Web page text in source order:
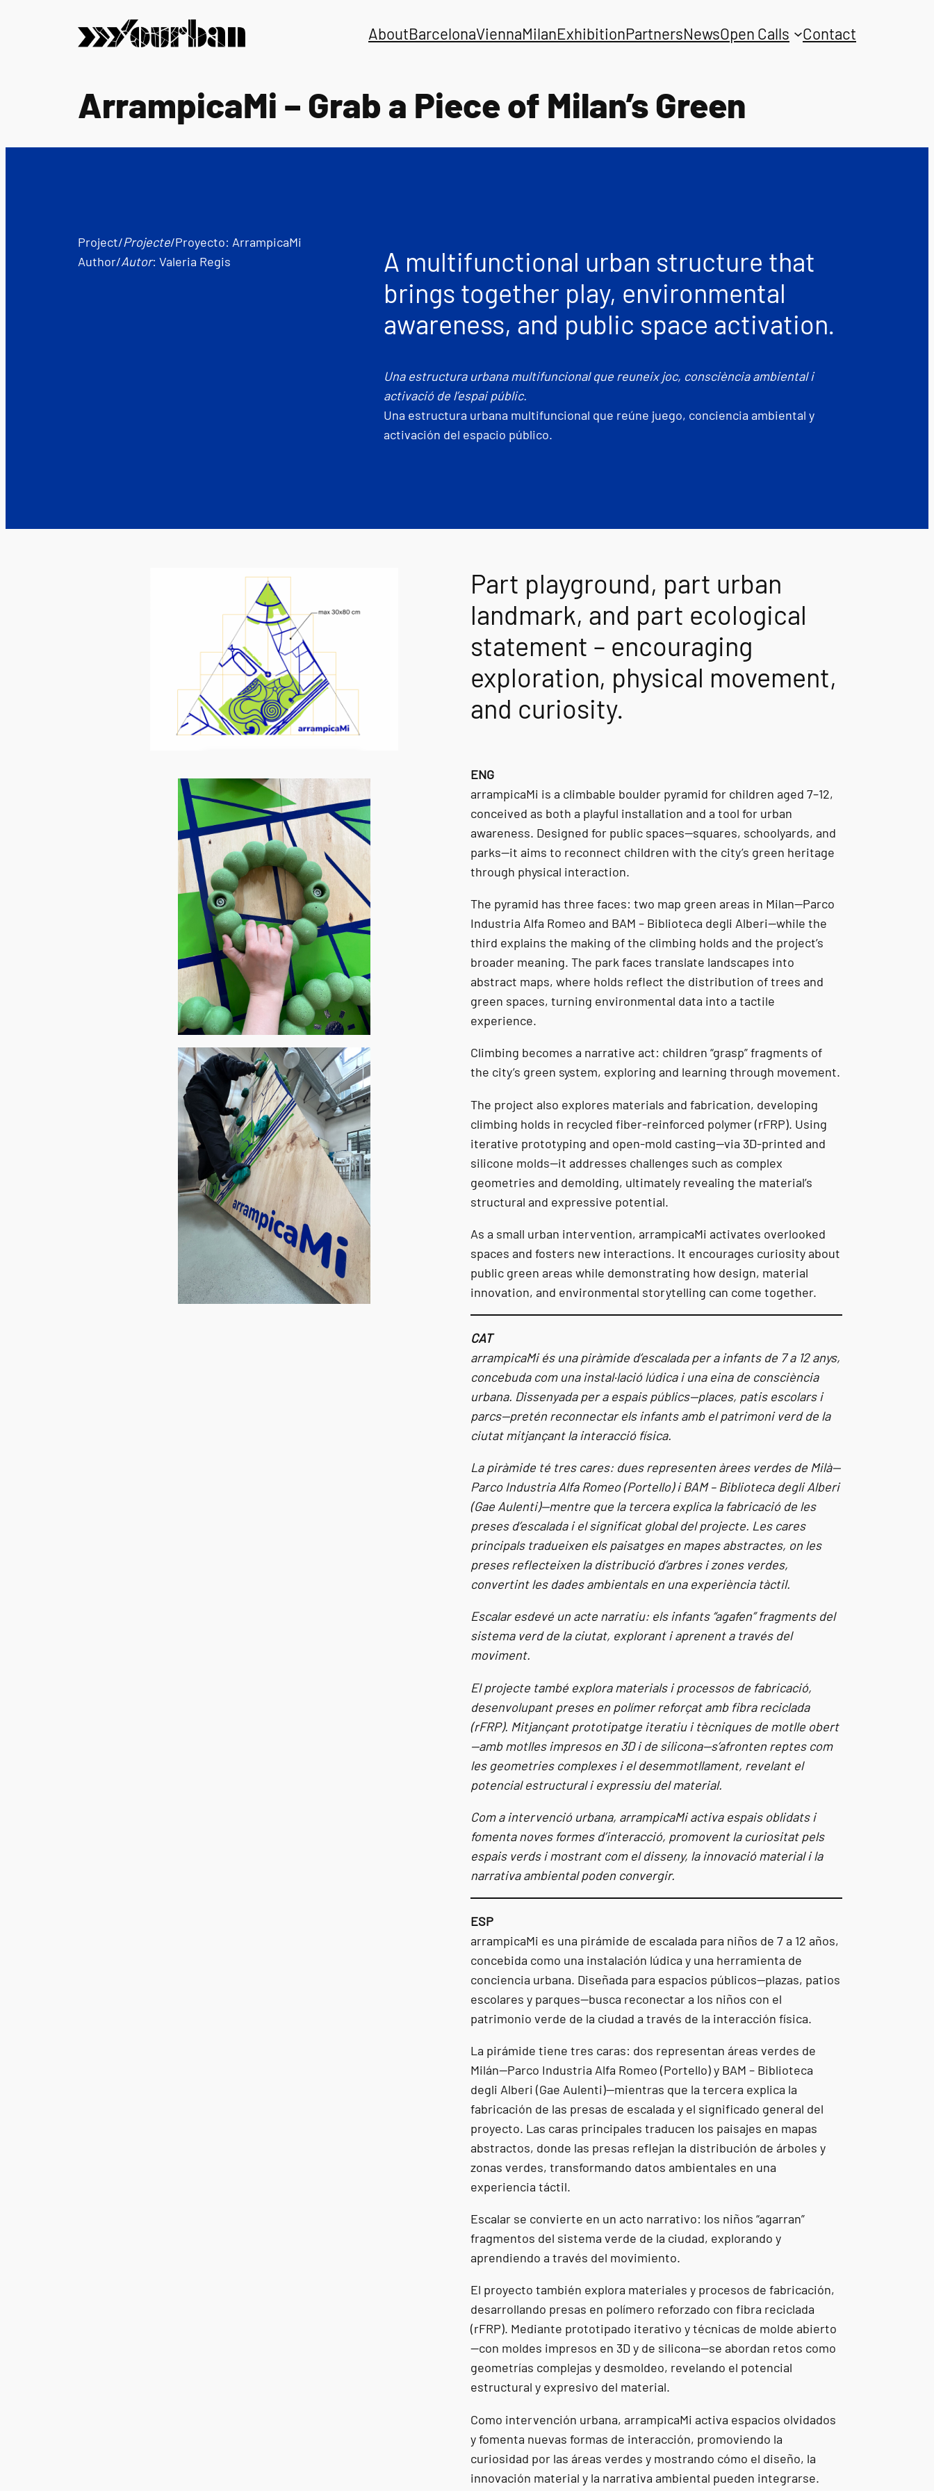
AboutBarcelonaViennaMilanExhibitionPartnersNewsOpen Calls Contact
ArrampicaMi – Grab a Piece of Milan’s Green
Project/Projecte/Proyecto: ArrampicaMi
Author/Autor: Valeria Regis
A multifunctional urban structure that
brings together play, environmental
awareness, and public space activation.
Una estructura urbana multifuncional que reuneix joc, consciència ambiental i
activació de l’espai públic.
Una estructura urbana multifuncional que reúne juego, conciencia ambiental y
activación del espacio público.
Part playground, part urban
landmark, and part ecological
statement – encouraging
exploration, physical movement,
and curiosity.
ENG
arrampicaMi is a climbable boulder pyramid for children aged 7–12,
conceived as both a playful installation and a tool for urban
awareness. Designed for public spaces—squares, schoolyards, and
parks—it aims to reconnect children with the city’s green heritage
through physical interaction.
The pyramid has three faces: two map green areas in Milan—Parco
Industria Alfa Romeo and BAM – Biblioteca degli Alberi—while the
third explains the making of the climbing holds and the project’s
broader meaning. The park faces translate landscapes into
abstract maps, where holds reflect the distribution of trees and
green spaces, turning environmental data into a tactile
experience.
Climbing becomes a narrative act: children “grasp” fragments of
the city’s green system, exploring and learning through movement.
The project also explores materials and fabrication, developing
climbing holds in recycled fiber-reinforced polymer (rFRP). Using
iterative prototyping and open-mold casting—via 3D-printed and
silicone molds—it addresses challenges such as complex
geometries and demolding, ultimately revealing the material’s
structural and expressive potential.
As a small urban intervention, arrampicaMi activates overlooked
spaces and fosters new interactions. It encourages curiosity about
public green areas while demonstrating how design, material
innovation, and environmental storytelling can come together.
CAT
arrampicaMi és una piràmide d’escalada per a infants de 7 a 12 anys,
concebuda com una instal·lació lúdica i una eina de consciència
urbana. Dissenyada per a espais públics—places, patis escolars i
parcs—pretén reconnectar els infants amb el patrimoni verd de la
ciutat mitjançant la interacció física.
La piràmide té tres cares: dues representen àrees verdes de Milà—
Parco Industria Alfa Romeo (Portello) i BAM – Biblioteca degli Alberi
(Gae Aulenti)—mentre que la tercera explica la fabricació de les
preses d’escalada i el significat global del projecte. Les cares
principals tradueixen els paisatges en mapes abstractes, on les
preses reflecteixen la distribució d’arbres i zones verdes,
convertint les dades ambientals en una experiència tàctil.
Escalar esdevé un acte narratiu: els infants “agafen” fragments del
sistema verd de la ciutat, explorant i aprenent a través del
moviment.
El projecte també explora materials i processos de fabricació,
desenvolupant preses en polímer reforçat amb fibra reciclada
(rFRP). Mitjançant prototipatge iteratiu i tècniques de motlle obert
—amb motlles impresos en 3D i de silicona—s’afronten reptes com
les geometries complexes i el desemmotllament, revelant el
potencial estructural i expressiu del material.
Com a intervenció urbana, arrampicaMi activa espais oblidats i
fomenta noves formes d’interacció, promovent la curiositat pels
espais verds i mostrant com el disseny, la innovació material i la
narrativa ambiental poden convergir.
ESP
arrampicaMi es una pirámide de escalada para niños de 7 a 12 años,
concebida como una instalación lúdica y una herramienta de
conciencia urbana. Diseñada para espacios públicos—plazas, patios
escolares y parques—busca reconectar a los niños con el
patrimonio verde de la ciudad a través de la interacción física.
La pirámide tiene tres caras: dos representan áreas verdes de
Milán—Parco Industria Alfa Romeo (Portello) y BAM – Biblioteca
degli Alberi (Gae Aulenti)—mientras que la tercera explica la
fabricación de las presas de escalada y el significado general del
proyecto. Las caras principales traducen los paisajes en mapas
abstractos, donde las presas reflejan la distribución de árboles y
zonas verdes, transformando datos ambientales en una
experiencia táctil.
Escalar se convierte en un acto narrativo: los niños “agarran”
fragmentos del sistema verde de la ciudad, explorando y
aprendiendo a través del movimiento.
El proyecto también explora materiales y procesos de fabricación,
desarrollando presas en polímero reforzado con fibra reciclada
(rFRP). Mediante prototipado iterativo y técnicas de molde abierto
—con moldes impresos en 3D y de silicona—se abordan retos como
geometrías complejas y desmoldeo, revelando el potencial
estructural y expresivo del material.
Como intervención urbana, arrampicaMi activa espacios olvidados
y fomenta nuevas formas de interacción, promoviendo la
curiosidad por las áreas verdes y mostrando cómo el diseño, la
innovación material y la narrativa ambiental pueden integrarse.